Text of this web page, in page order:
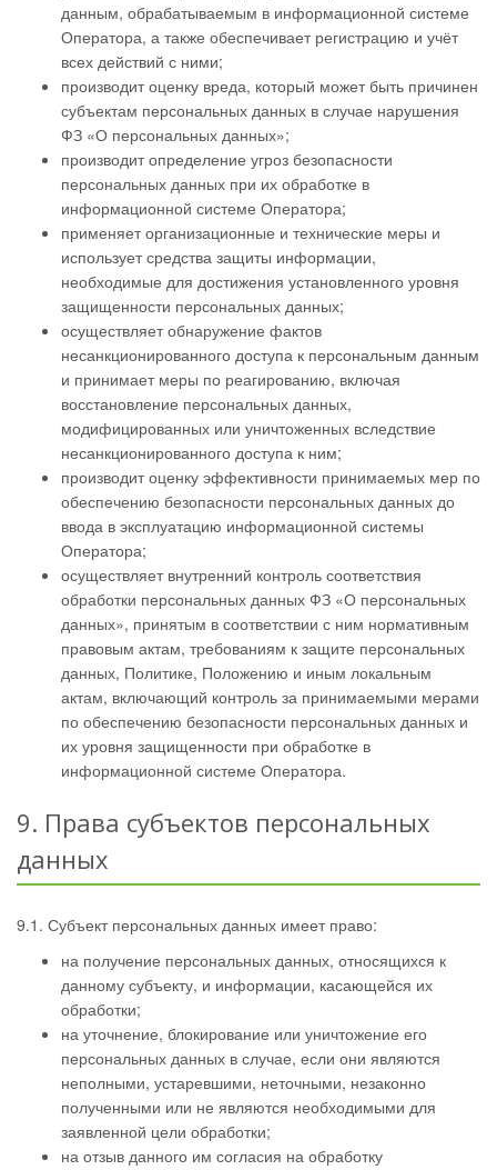
данным, обрабатываемым в информационной системе
Оператора, а также обеспечивает регистрацию и учёт
всех действий с ними;
производит оценку вреда, который может быть причинен
субъектам персональных данных в случае нарушения
ФЗ «О персональных данных»;
производит определение угроз безопасности
персональных данных при их обработке в
информационной системе Оператора;
применяет организационные и технические меры и
использует средства защиты информации,
необходимые для достижения установленного уровня
защищенности персональных данных;
осуществляет обнаружение фактов
несанкционированного доступа к персональным данным
и принимает меры по реагированию, включая
восстановление персональных данных,
модифицированных или уничтоженных вследствие
несанкционированного доступа к ним;
производит оценку эффективности принимаемых мер по
обеспечению безопасности персональных данных до
ввода в эксплуатацию информационной системы
Оператора;
осуществляет внутренний контроль соответствия
обработки персональных данных ФЗ «О персональных
данных», принятым в соответствии с ним нормативным
правовым актам, требованиям к защите персональных
данных, Политике, Положению и иным локальным
актам, включающий контроль за принимаемыми мерами
по обеспечению безопасности персональных данных и
их уровня защищенности при обработке в
информационной системе Оператора.
9. Права субъектов персональных
данных
9.1. Субъект персональных данных имеет право:
на получение персональных данных, относящихся к
данному субъекту, и информации, касающейся их
обработки;
на уточнение, блокирование или уничтожение его
персональных данных в случае, если они являются
неполными, устаревшими, неточными, незаконно
полученными или не являются необходимыми для
заявленной цели обработки;
на отзыв данного им согласия на обработку